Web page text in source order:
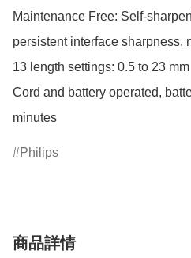
Maintenance Free: Self-
persistent interface sharpness,
13 length settings: 0.5 to 23 mm
Cord and battery operated,
minutes
Philips
商品詳情